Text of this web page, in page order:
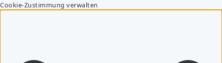
Cookie-Zustimmung verwalten